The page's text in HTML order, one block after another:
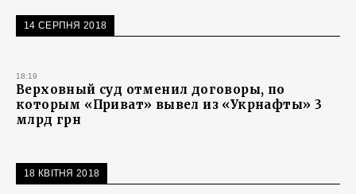
14 СЕРПНЯ 2018
18:19
Верховный суд отменил договоры, по
которым «Приват» вывел из «Укрнафты» 3
млрд грн
18 КВІТНЯ 2018